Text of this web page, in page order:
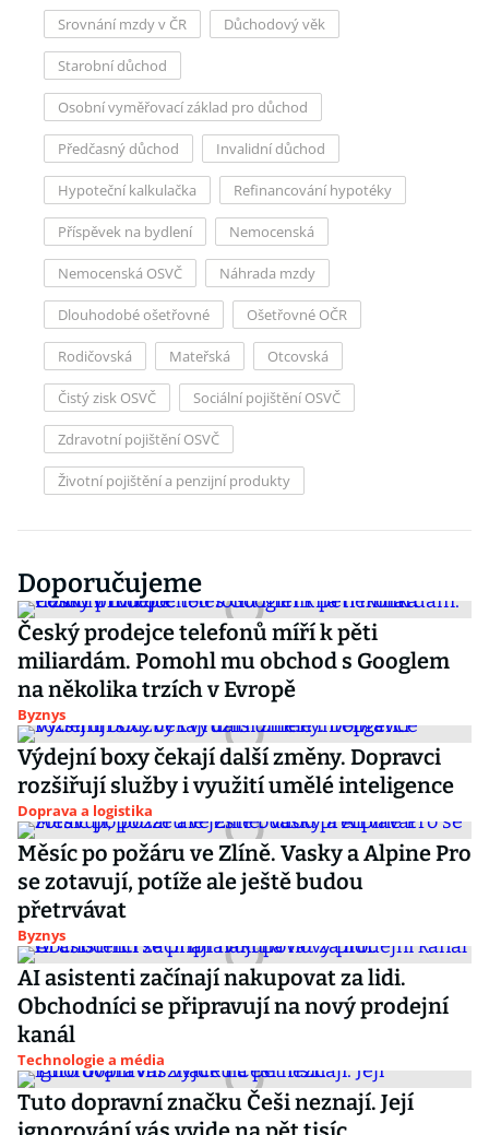
Srovnání mzdy v ČR Důchodový věk
Starobní důchod
Osobní vyměřovací základ pro důchod
Předčasný důchod Invalidní důchod
Hypoteční kalkulačka Refinancování hypotéky
Příspěvek na bydlení Nemocenská
Nemocenská OSVČ Náhrada mzdy
Dlouhodobé ošetřovné Ošetřovné OČR
Rodičovská Mateřská Otcovská
Čistý zisk OSVČ Sociální pojištění OSVČ
Zdravotní pojištění OSVČ
Životní pojištění a penzijní produkty
Doporučujeme
Český prodejce telefonů míří k pěti
miliardám. Pomohl mu obchod s Googlem
na několika trzích v Evropě
Byznys
Výdejní boxy čekají další změny. Dopravci
rozšiřují služby i využití umělé inteligence
Doprava a logistika
Měsíc po požáru ve Zlíně. Vasky a Alpine Pro
se zotavují, potíže ale ještě budou
přetrvávat
Byznys
AI asistenti začínají nakupovat za lidi.
Obchodníci se připravují na nový prodejní
kanál
Technologie a média
Tuto dopravní značku Češi neznají. Její